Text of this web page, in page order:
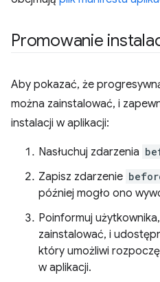
Promowanie
Aby pokazać, że
można zainstalować, i
instalacji w aplikacji:
Nasłuchuj zdarzenia
Zapisz zdarzenie
później mogło ono
Poinformuj
zainstalować, i
który umożliwi
w aplikacji.